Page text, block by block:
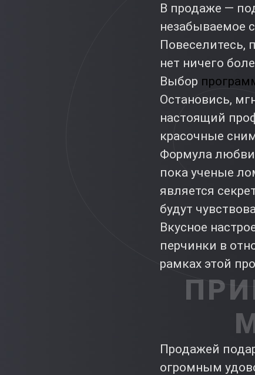
В продаже —
незабываемое
Повеселитесь,
нет ничего
Выбор
Остановись,
настоящий
красочные
Формула любви
пока ученые
является
будут
Вкусное
перчинки в
рамках этой
Продажей
огромным